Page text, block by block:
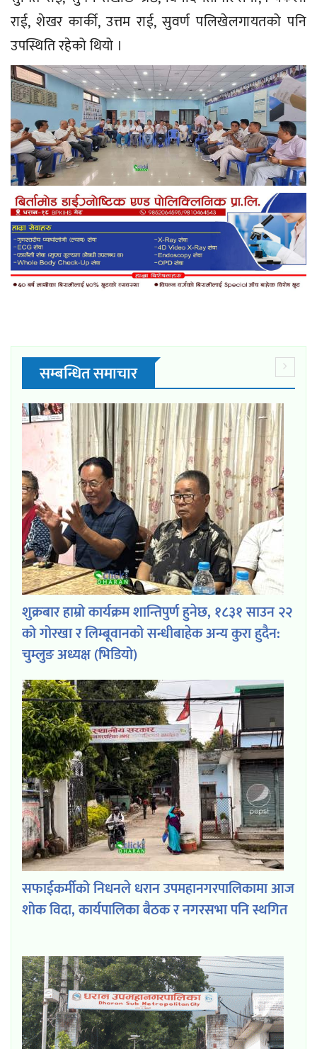
राई, शेखर कार्की, उत्तम राई, सुवर्ण पलिखेलगायतको पनि
उपस्थिति रहेको थियो ।
सम्बन्धित समाचार
शुक्रबार हाम्रो कार्यक्रम शान्तिपुर्ण हुनेछ, १८३१ साउन २२
को गोरखा र लिम्बूवानको सन्धीबाहेक अन्य कुरा हुदैन:
चुम्लुङ अध्यक्ष (भिडियो)
सफाईकर्मीको निधनले धरान उपमहानगरपालिकामा आज
शोक विदा, कार्यपालिका बैठक र नगरसभा पनि स्थगित